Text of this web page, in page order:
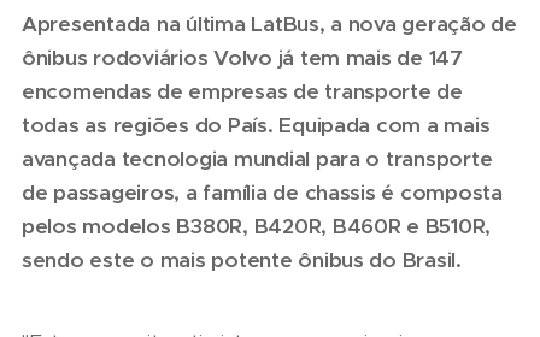
Apresentada na última LatBus, a nova geração de
ônibus rodoviários Volvo já tem mais de 147
encomendas de empresas de transporte de
todas as regiões do País. Equipada com a mais
avançada tecnologia mundial para o transporte
de passageiros, a família de chassis é composta
pelos modelos B380R, B420R, B460R e B510R,
sendo este o mais potente ônibus do Brasil.